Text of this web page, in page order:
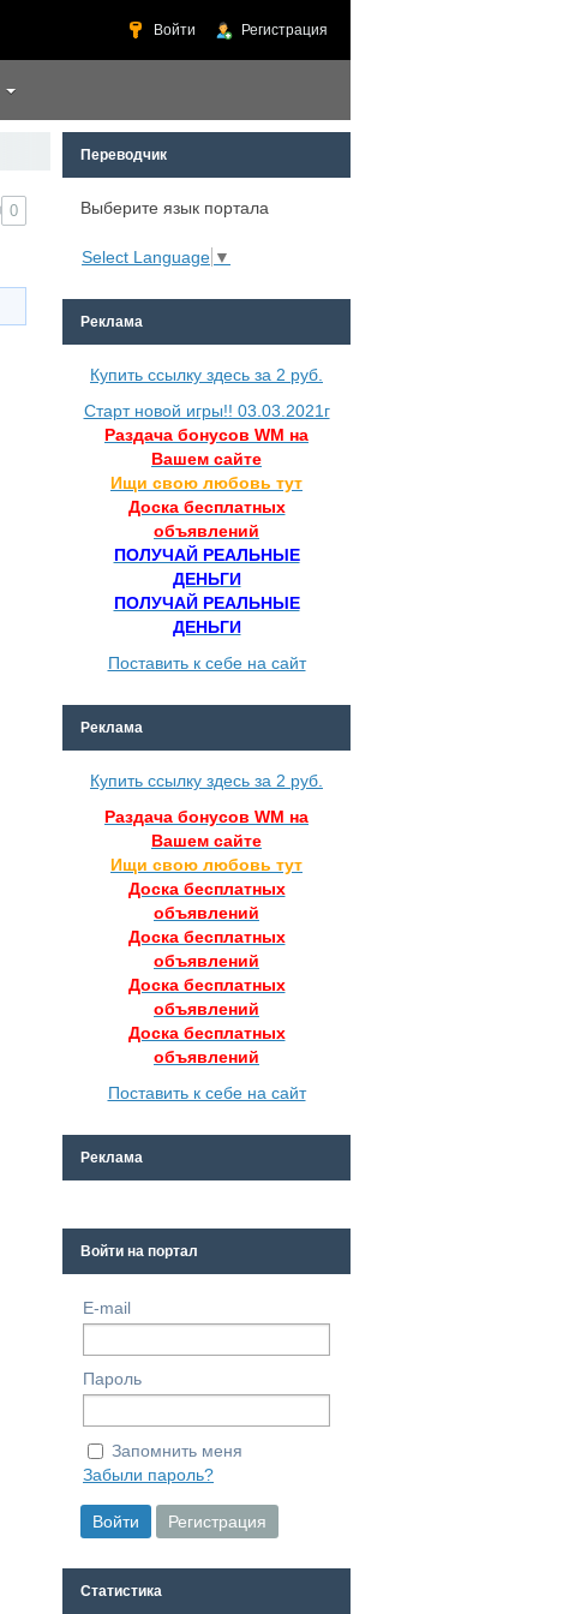
Войти Регистрация
0
Переводчик
Выберите язык портала
Select Language ▼
Реклама
Купить ссылку здесь за 2 руб.
Старт новой игры!! 03.03.2021г
Раздача бонусов WM на
Вашем сайте
Ищи свою любовь тут
Доска бесплатных
объявлений
ПОЛУЧАЙ РЕАЛЬНЫЕ
ДЕНЬГИ
ПОЛУЧАЙ РЕАЛЬНЫЕ
ДЕНЬГИ
Поставить к себе на сайт
Реклама
Купить ссылку здесь за 2 руб.
Раздача бонусов WM на
Вашем сайте
Ищи свою любовь тут
Доска бесплатных
объявлений
Доска бесплатных
объявлений
Доска бесплатных
объявлений
Доска бесплатных
объявлений
Поставить к себе на сайт
Реклама
Войти на портал
E-mail
Пароль
Запомнить меня
Забыли пароль?
Статистика